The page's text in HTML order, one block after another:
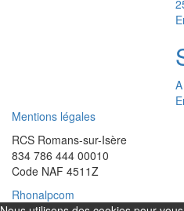
Mentions légales
RCS Romans-sur-Isère
834 786 444 00010
Code NAF 4511Z
Rhonalpcom